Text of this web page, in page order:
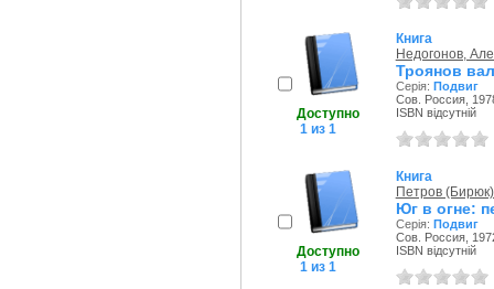
Доступно
1 из 1
Книга
Недогонов,
Троянов вал
Серія: Подвиг
Сов. Россия,
ISBN відсутній
Доступно
1 из 1
Книга
Петров
Юг в огне:
Серія: Подвиг
Сов. Россия,
ISBN відсутній